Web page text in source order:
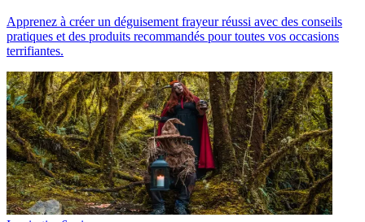
Apprenez à créer un déguisement frayeur réussi avec des conseils
pratiques et des produits recommandés pour toutes vos occasions
terrifiantes.